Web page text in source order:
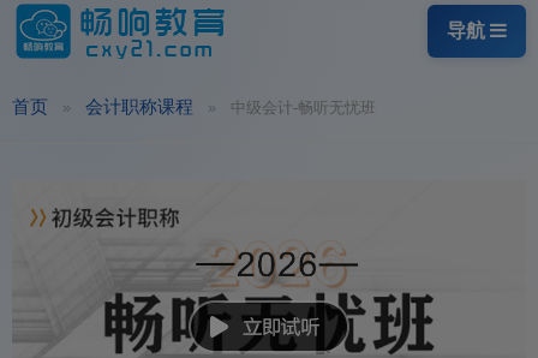
导航
首页 会计职称课程 中级会计-畅听无忧班